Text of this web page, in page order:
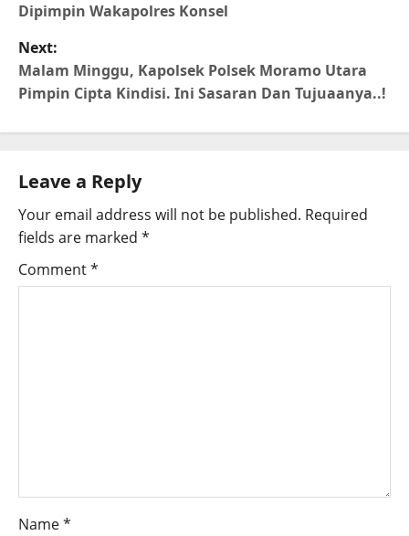
Dipimpin Wakapolres Konsel
Next:
Malam Minggu, Kapolsek Polsek Moramo Utara
Pimpin Cipta Kindisi. Ini Sasaran Dan Tujuaanya..!
Leave a Reply
Your email address will not be published. Required
fields are marked *
Comment*
Name*